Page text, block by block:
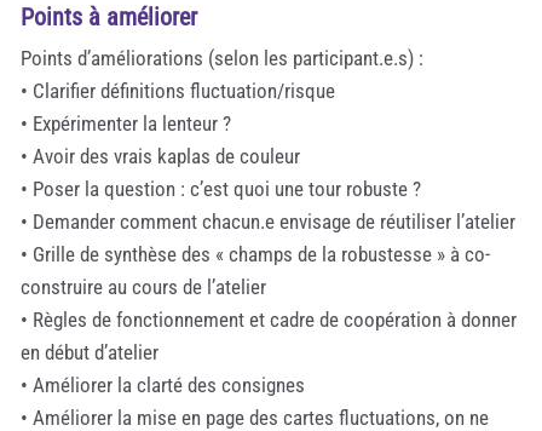
Points à améliorer
Points d’améliorations (selon les participant.e.s) :
• Clarifier définitions fluctuation/risque
• Expérimenter la lenteur ?
• Avoir des vrais kaplas de couleur
• Poser la question : c’est quoi une tour robuste ?
• Demander comment chacun.e envisage de réutiliser l’atelier
• Grille de synthèse des « champs de la robustesse » à co-
construire au cours de l’atelier
• Règles de fonctionnement et cadre de coopération à donner
en début d’atelier
• Améliorer la clarté des consignes
• Améliorer la mise en page des cartes fluctuations, on ne